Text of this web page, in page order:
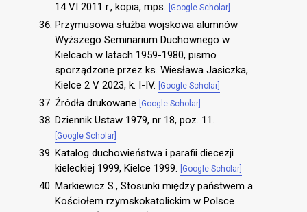
14 VI 2011 r., kopia, mps.
[Google Scholar]
Przymusowa służba wojskowa alumnów
Wyższego Seminarium Duchownego w
Kielcach w latach 1959-1980, pismo
sporządzone przez ks. Wiesława Jasiczka,
Kielce 2 V 2023, k. I-IV.
[Google Scholar]
Źródła drukowane [Google Scholar]
Dziennik Ustaw 1979, nr 18, poz. 11.
[Google Scholar]
Katalog duchowieństwa i parafii diecezji
kieleckiej 1999, Kielce 1999.
[Google Scholar]
Markiewicz S., Stosunki między państwem a
Kościołem rzymskokatolickim w Polsce